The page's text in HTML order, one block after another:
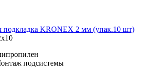
подкладка KRONEX 2 мм (упак.10 шт)
подсистемы